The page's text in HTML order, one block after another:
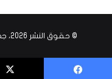
© حقوق النشر 2026، جميع الحقوق محفوظة |